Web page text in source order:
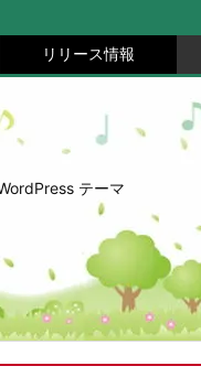
リリース情報
テーマ